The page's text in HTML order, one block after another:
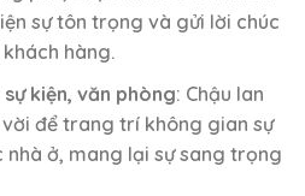
sự tôn trọng và gửi lời chúc
hàng.
kiện, văn phòng: Chậu lan
để trang trí không gian sự
nhà ở, mang lại sự sang trọng